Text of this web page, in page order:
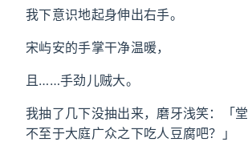
我下意识地起身伸出右手。
宋屿安的手掌干净温暖，
且……手劲儿贼大。
我抽了几下没抽出来，磨牙浅笑：「堂
不至于大庭广众之下吃人豆腐吧？」